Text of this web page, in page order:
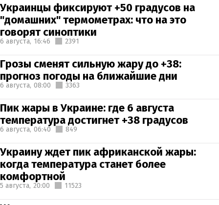
Украинцы фиксируют +50 градусов на
"домашних" термометрах: что на это
говорят синоптики
6 августа, 16:46 2391
Грозы сменят сильную жару до +38:
прогноз погоды на ближайшие дни
6 августа, 08:00 3363
Пик жары в Украине: где 6 августа
температура достигнет +38 градусов
6 августа, 06:40 849
Украину ждет пик африканской жары:
когда температура станет более
комфортной
5 августа, 20:00 11523